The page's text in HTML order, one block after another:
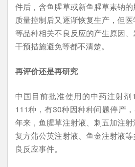
件后，含鱼腥草或新鱼腥草素钠
质量控制后又逐渐恢复生产，但
等品种相关不良反应的产生原因
干预措施避免等都不清楚。
再评价还是再研究
中国目前批准使用的中药注射
111种，有30种因种种问题停产
年来，鱼腥草注射液、刺五加注射
复方蒲公英注射液、鱼金注射液
良反应事件。